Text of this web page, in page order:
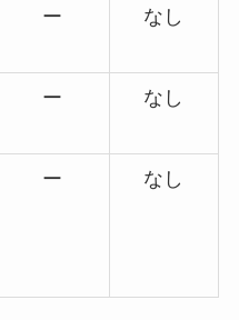
ー なし
ー なし
ー なし